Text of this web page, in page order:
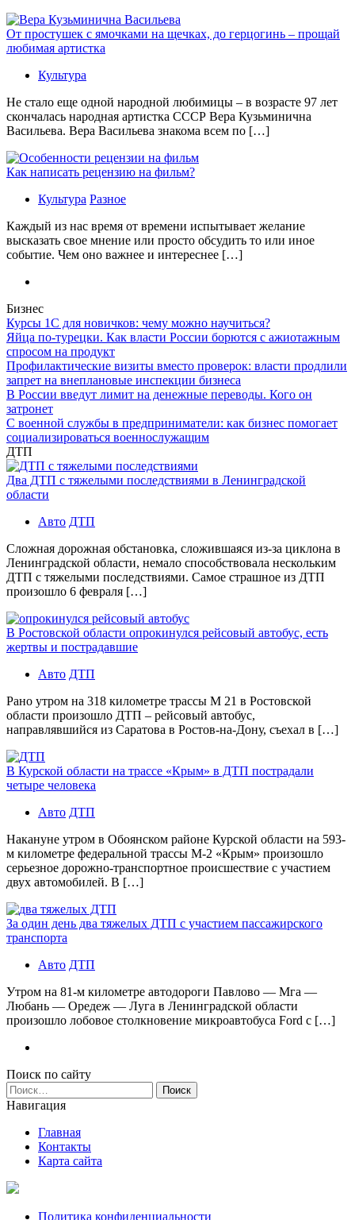
От простушек с ямочками на щечках, до герцогинь – прощай
любимая артистка
Культура
Не стало еще одной народной любимицы – в возрасте 97 лет
скончалась народная артистка СССР Вера Кузьминична
Васильева. Вера Васильева знакома всем по […]
Как написать рецензию на фильм?
Культура Разное
Каждый из нас время от времени испытывает желание
высказать свое мнение или просто обсудить то или иное
событие. Чем оно важнее и интереснее […]
Бизнес
Курсы 1С для новичков: чему можно научиться?
Яйца по-турецки. Как власти России борются с ажиотажным
спросом на продукт
Профилактические визиты вместо проверок: власти продлили
запрет на внеплановые инспекции бизнеса
В России введут лимит на денежные переводы. Кого он
затронет
С военной службы в предприниматели: как бизнес помогает
социализироваться военнослужащим
ДТП
Два ДТП с тяжелыми последствиями в Ленинградской
области
Авто ДТП
Сложная дорожная обстановка, сложившаяся из-за циклона в
Ленинградской области, немало способствовала нескольким
ДТП с тяжелыми последствиями. Самое страшное из ДТП
произошло 6 февраля […]
В Ростовской области опрокинулся рейсовый автобус, есть
жертвы и пострадавшие
Авто ДТП
Рано утром на 318 километре трассы М 21 в Ростовской
области произошло ДТП – рейсовый автобус,
направлявшийся из Саратова в Ростов-на-Дону, съехал в […]
В Курской области на трассе «Крым» в ДТП пострадали
четыре человека
Авто ДТП
Накануне утром в Обоянском районе Курской области на 593-
м километре федеральной трассы М-2 «Крым» произошло
серьезное дорожно-транспортное происшествие с участием
двух автомобилей. В […]
За один день два тяжелых ДТП с участием пассажирского
транспорта
Авто ДТП
Утром на 81-м километре автодороги Павлово — Мга —
Любань — Оредеж — Луга в Ленинградской области
произошло лобовое столкновение микроавтобуса Ford с […]
Поиск по сайту
Найти:
Навигация
Главная
Контакты
Карта сайта
Политика конфиденциальности